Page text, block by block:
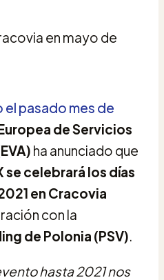
el pasado mes de
de Servicios
ha anunciado que
se celebrará los días
en Cracovia
con la
de Polonia (PSV).
hasta 2021 nos